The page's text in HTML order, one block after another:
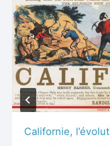
Californie,